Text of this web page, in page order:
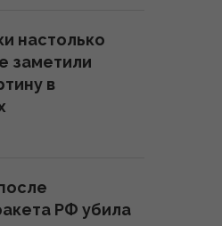
каждая
о некоторых
знали
2026
нефтяная
настолько
заметили
в
РФ убила